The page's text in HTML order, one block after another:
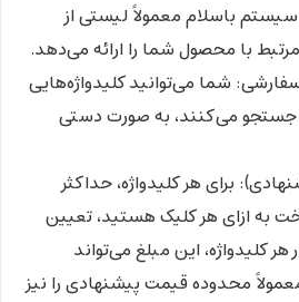
سیستم باسلام معمولاً لیستی از
با محصول شما را ارائه می‌دهد.
شما می‌توانید کلیدواژه‌هایی
جستجو می‌کنند، به صورت دستی
برای هر کلیدواژه، حداکثر
به ازای هر کلیک هستید، تعیین
کلیدواژه، این مبلغ می‌تواند
محدوده قیمت پیشنهادی را نیز